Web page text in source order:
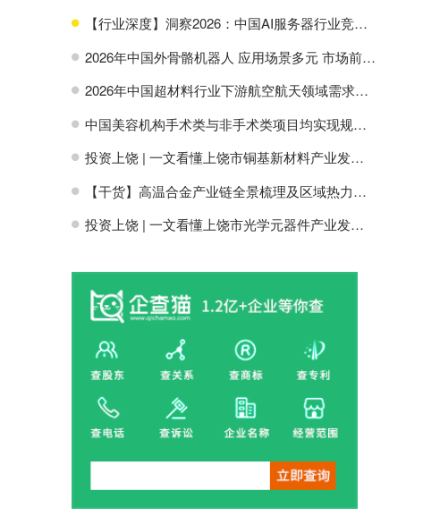
H 【行业深度】洞察2026：中国AI服务器行业竞争格局及市场份额
H 2026年中国外骨骼机器人 应用场景多元 市场前景广阔【组图】
H 2026年中国超材料行业下游航空航天领域需求分析【组图】
H 中国美容机构手术类与非手术类项目均实现规模增长【组图】
H 投资上饶 | 一文看懂上饶市铜基新材料产业发展现状与投资机会前瞻
H 【干货】高温合金产业链全景梳理及区域热力地图
H 投资上饶 | 一文看懂上饶市光学元器件产业发展现状与投资机会前瞻